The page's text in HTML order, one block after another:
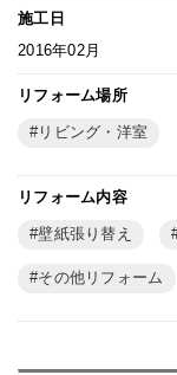
施工日
2016年02月
リフォーム場所
リビング・洋室
リフォーム内容
壁紙張り替え
その他リフォーム